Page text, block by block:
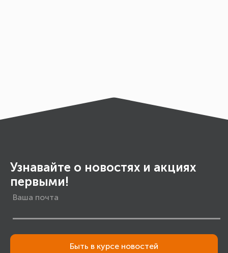
Узнавайте о новостях и акциях
первыми!
Быть в курсе новостей